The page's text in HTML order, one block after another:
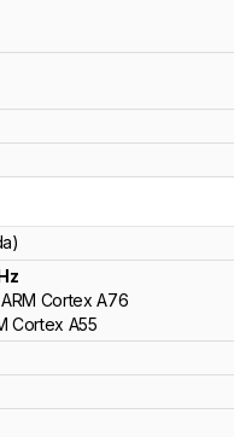
ARM Cortex A76
Cortex A55